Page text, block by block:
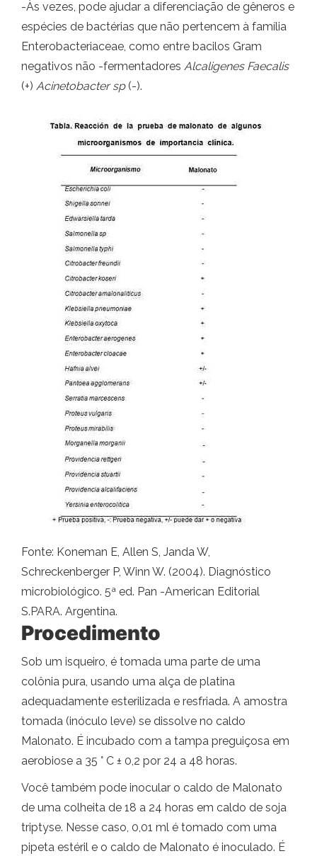
-Às vezes, pode ajudar a diferenciação de gêneros e
espécies de bactérias que não pertencem à família
Enterobacteriaceae, como entre bacilos Gram
negativos não -fermentadores Alcaligenes Faecalis
(+) Acinetobacter sp(-).
Fonte: Koneman E, Allen S, Janda W,
Schreckenberger P, Winn W. (2004). Diagnóstico
microbiológico. 5ª ed. Pan -American Editorial
S.PARA. Argentina.
Procedimento
Sob um isqueiro, é tomada uma parte de uma
colônia pura, usando uma alça de platina
adequadamente esterilizada e resfriada. A amostra
tomada (inóculo leve) se dissolve no caldo
Malonato. É incubado com a tampa preguiçosa em
aerobiose a 35 ° C ± 0,2 por 24 a 48 horas.
Você também pode inocular o caldo de Malonato
de uma colheita de 18 a 24 horas em caldo de soja
triptyse. Nesse caso, 0,01 ml é tomado com uma
pipeta estéril e o caldo de Malonato é inoculado. É